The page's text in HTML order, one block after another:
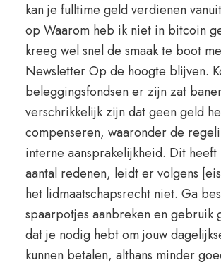
kan je fulltime geld verdienen
op Waarom heb ik niet in bitcoin
kreeg wel snel de smaak te boot
Newsletter Op de hoogte blijven.
beleggingsfondsen er zijn zat
verschrikkelijk zijn dat geen geld
compenseren, waaronder de
interne aansprakelijkheid. Dit heeft
aantal redenen, leidt er volgens
het lidmaatschapsrecht niet. Ga
spaarpotjes aanbreken en gebruik
dat je nodig hebt om jouw
kunnen betalen, althans minder